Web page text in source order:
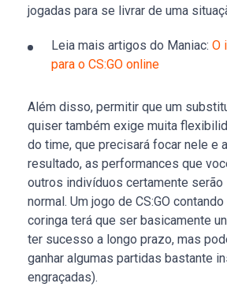
jogadas para se livrar de uma
Leia mais artigos do Maniac: O
para o CS:GO online
Além disso, permitir que um
quiser também exige muita
do time, que precisará focar nele e
resultado, as performances que
outros indivíduos certamente
normal. Um jogo de CS:GO
coringa terá que ser basicamente
ter sucesso a longo prazo, mas
ganhar algumas partidas bastante
engraçadas).